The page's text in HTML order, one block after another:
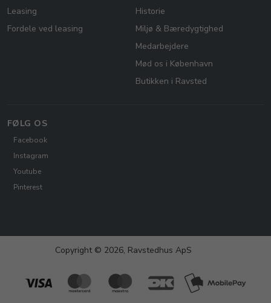
Leasing
Fordele ved leasing
Historie
Miljø & Bæredygtighed
Medarbejdere
Mød os i København
Butikken i Ravsted
FØLG OS
Facebook
Instagram
Youtube
Pinterest
Copyright © 2026, Ravstedhus ApS